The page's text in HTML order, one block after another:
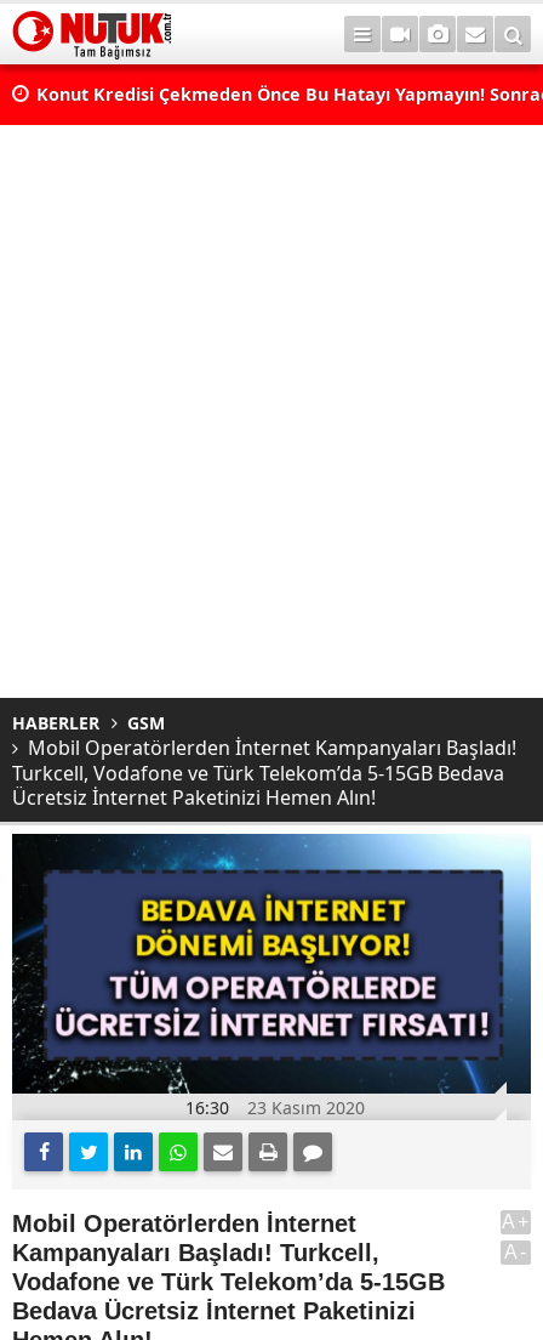
Konut Kredisi Çekmeden Önce Bu Hatayı Yapmayın!
HABERLER GSM
Mobil Operatörlerden İnternet Kampanyaları Başladı!
Turkcell, Vodafone ve Türk Telekom’da 5-15GB Bedava
Ücretsiz İnternet Paketinizi Hemen Alın!
16:30 23 Kasım 2020
Mobil Operatörlerden İnternet
Kampanyaları Başladı! Turkcell,
Vodafone ve Türk Telekom’da 5-15GB
Bedava Ücretsiz İnternet Paketinizi
A+
A-